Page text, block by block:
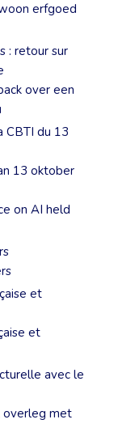
erfgoed
: retour sur
over een
CBTI du 13
13 oktober
on AI held
et
et
avec le
overleg met